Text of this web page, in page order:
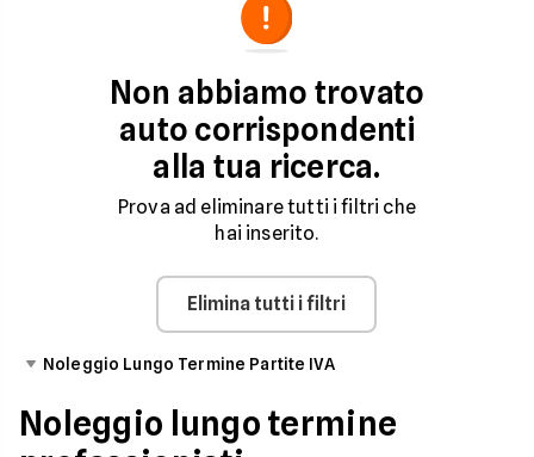
Mensile
Inclusi
Noleggio
Non abbiamo trovato
auto corrispondenti
alla tua ricerca.
Prova ad eliminare tutti i filtri che
hai inserito.
Elimina tutti i filtri
Noleggio Lungo Termine Partite IVA
Noleggio lungo termine